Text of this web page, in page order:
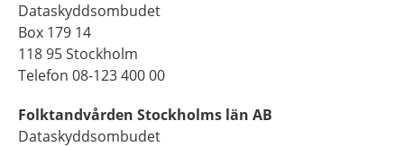
Dataskyddsombudet
Box 179 14
118 95 Stockholm
Telefon 08-123 400 00
Folktandvården Stockholms län AB
Dataskyddsombudet